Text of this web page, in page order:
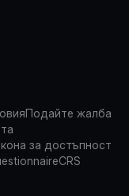
Подайте жалба
за достъпност
CRS